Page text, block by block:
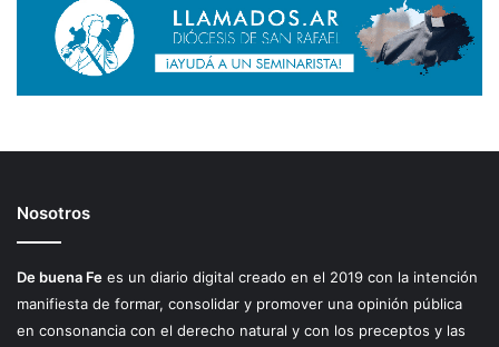
Nosotros
De buena Fe es un diario digital creado en el 2019 con la intención
manifiesta de formar, consolidar y promover una opinión pública
en consonancia con el derecho natural y con los preceptos y las